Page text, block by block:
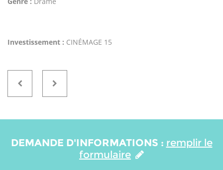
Investissement : CINÉMAGE 15
DEMANDE D'INFORMATIONS : remplir le
formulaire